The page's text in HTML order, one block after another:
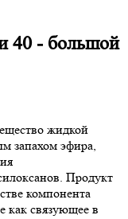
40 - большой
жидкой
запахом эфира,
Продукт
компонента
как связующее в